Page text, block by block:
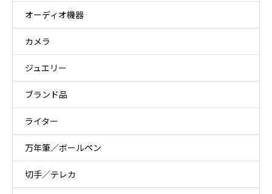
オーディオ機器
カメラ
ジュエリー
ブランド品
ライター
万年筆／ボールペン
切手／テレカ